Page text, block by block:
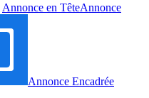
Annonce en TêteAnnonce
Annonce Encadrée